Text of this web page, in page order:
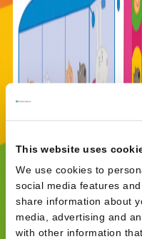
This website uses
We use cookies to
social media features
share information about
media, advertising and
with other information